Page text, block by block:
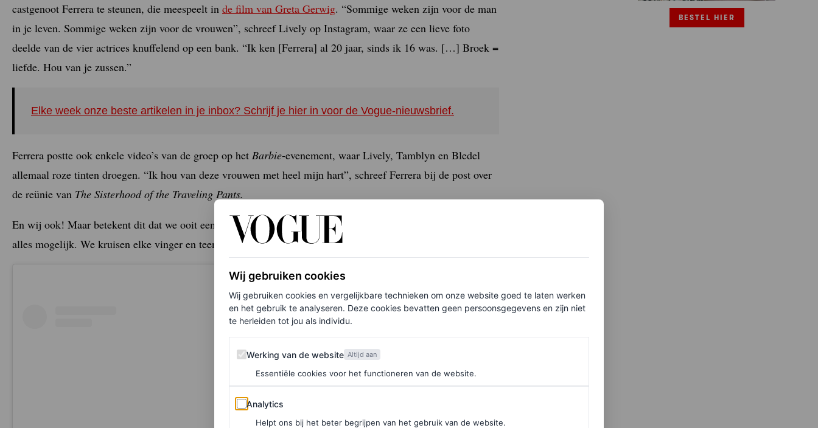
castgenoot Ferrera te steunen, die meespeelt in de film van Greta Gerwig. “Sommige weken zijn voor de man
in je leven. Sommige weken zijn voor de vrouwen”, schreef Lively op Instagram, waar ze een lieve foto
deelde van de vier actrices knuffelend op een bank. “Ik ken [Ferrera] al 20 jaar, sinds ik 16 was. […] Broek =
liefde. Hou van je zussen.”
Elke week onze beste artikelen in je inbox? Schrijf je hier in voor de Vogue-nieuwsbrief.
Ferrera postte ook enkele video’s van de groep op het Barbie-evenement, waar Lively, Tamblyn en Bledel
allemaal roze tinten droegen. “Ik hou van deze vrouwen met heel mijn hart”, schreef Ferrera bij de post over
de reünie van The Sisterhood of the Traveling Pants.
En wij ook! Maar betekent dit dat we ooit een deel drie van de film krijgen? In het land van Hollywood is
alles mogelijk. We kruisen elke vinger en teen.
BESTEL HIER
Wij gebruiken cookies
Wij gebruiken cookies en vergelijkbare technieken om onze website goed te laten werken
en het gebruik te analyseren. Deze cookies bevatten geen persoonsgegevens en zijn niet
te herleiden tot jou als individu.
Werking van de website
Werking van de website Altijd aan
Essentiële cookies voor het functioneren van de website.
Analytics
Analytics
Helpt ons bij het beter begrijpen van het gebruik van de website.